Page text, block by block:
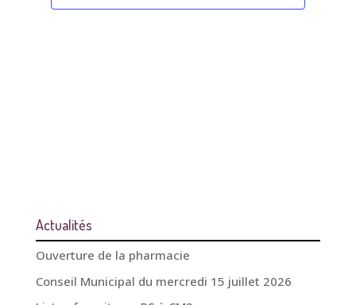
Actualités
Ouverture de la pharmacie
Conseil Municipal du mercredi 15 juillet 2026